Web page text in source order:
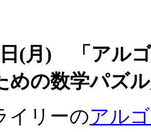
(月) 「アル
めの数学パズ
リーのアル